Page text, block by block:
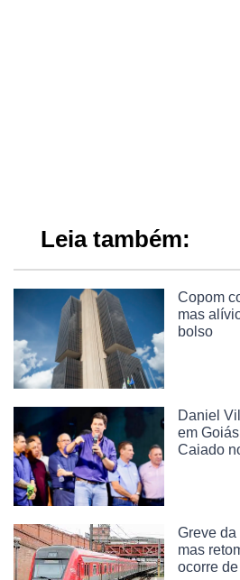
Leia também:
Copom
mas
bolso
Daniel
em
Caiado
Greve
mas
ocorre